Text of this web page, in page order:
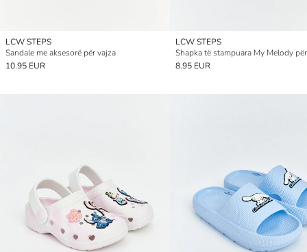
LCW STEPS
Sandale me aksesorë për vajza
10.95 EUR
LCW STEPS
Shapka të stampuara My Melody
8.95 EUR